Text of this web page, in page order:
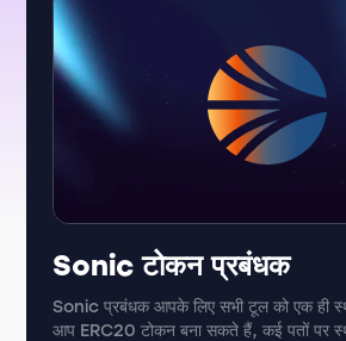
Sonic टोकन प्रबंधक
Sonic प्रबंधक आपके लिए सभी टूल को एक ही
आप ERC20 टोकन बना सकते हैं, कई पतों पर